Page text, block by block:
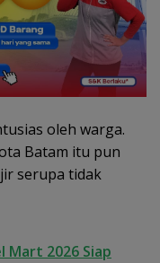
oleh warga.
Batam itu pun
serupa tidak
Mart 2026 Siap